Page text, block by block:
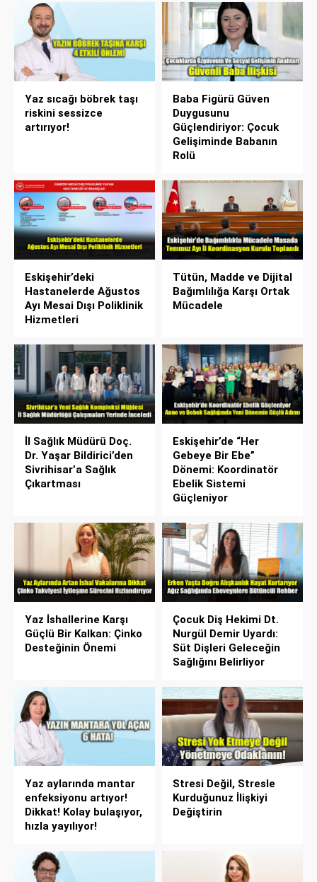
Yaz sıcağı böbrek taşı
riskini sessizce
artırıyor!
Baba Figürü Güven
Duygusunu
Güçlendiriyor: Çocuk
Gelişiminde Babanın
Rolü
Eskişehir’deki
Hastanelerde Ağustos
Ayı Mesai Dışı Poliklinik
Hizmetleri
Tütün, Madde ve Dijital
Bağımlılığa Karşı Ortak
Mücadele
İl Sağlık Müdürü Doç.
Dr. Yaşar Bildirici’den
Sivrihisar’a Sağlık
Çıkartması
Eskişehir’de “Her
Gebeye Bir Ebe”
Dönemi: Koordinatör
Ebelik Sistemi
Güçleniyor
Yaz İshallerine Karşı
Güçlü Bir Kalkan: Çinko
Desteğinin Önemi
Çocuk Diş Hekimi Dt.
Nurgül Demir Uyardı:
Süt Dişleri Geleceğin
Sağlığını Belirliyor
Yaz aylarında mantar
enfeksiyonu artıyor!
Dikkat! Kolay bulaşıyor,
hızla yayılıyor!
Stresi Değil, Stresle
Kurduğunuz İlişkiyi
Değiştirin